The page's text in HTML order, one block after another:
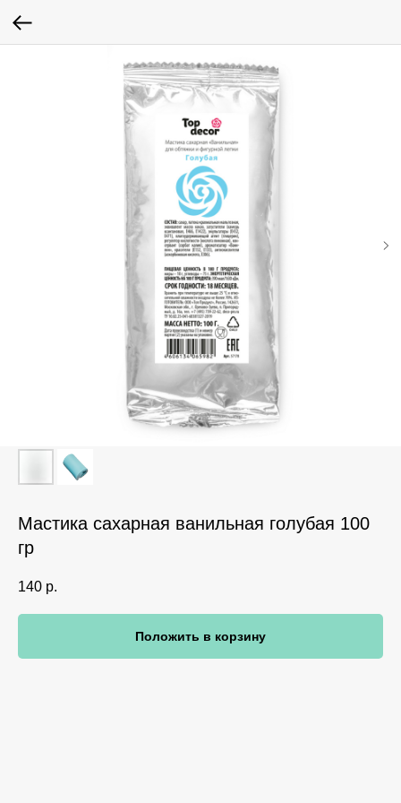
Мастика сахарная ванильная голубая 100
гр
140 р.
Положить в корзину